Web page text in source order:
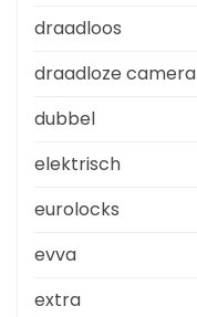
draadloos
draadloze camera
dubbel
elektrisch
eurolocks
evva
extra